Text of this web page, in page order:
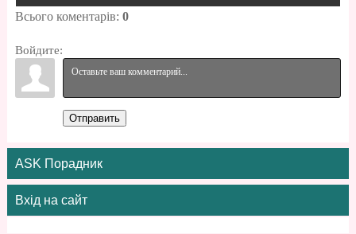
Всього коментарів: 0
Войдите:
Отправить
ASK Порадник
Вхід на сайт